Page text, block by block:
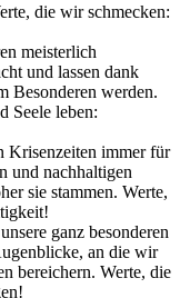
die wir schmecken:
meisterlich
und lassen dank
Besonderen werden.
Seele leben:
Krisenzeiten immer für
und nachhaltigen
sie stammen. Werte,
ganz besonderen
an die wir
bereichern. Werte, die